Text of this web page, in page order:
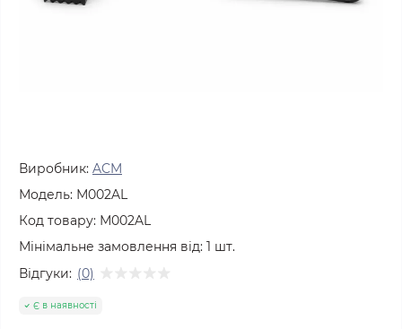
Виробник: ACM
Модель: М002AL
Код товару: М002AL
Мінімальне замовлення від: 1 шт.
Відгуки: (0)
Є в наявності